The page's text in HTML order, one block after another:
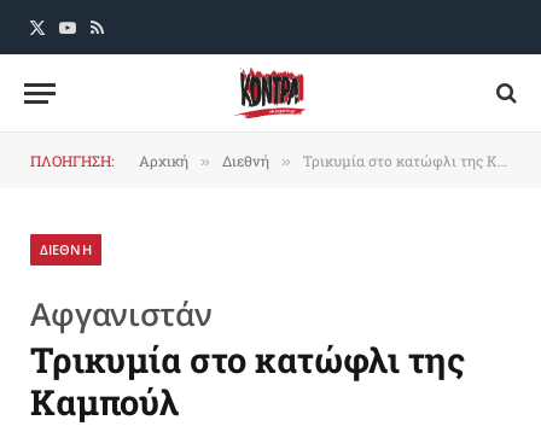
X
YouTube
RSS
ΠΛΟΗΓΗΣΗ: Αρχική » Διεθνή » Τρικυμία στο κατώφλι της Καμπούλ
ΔΙΕΘΝΗ
Αφγανιστάν
Τρικυμία στο κατώφλι της
Καμπούλ